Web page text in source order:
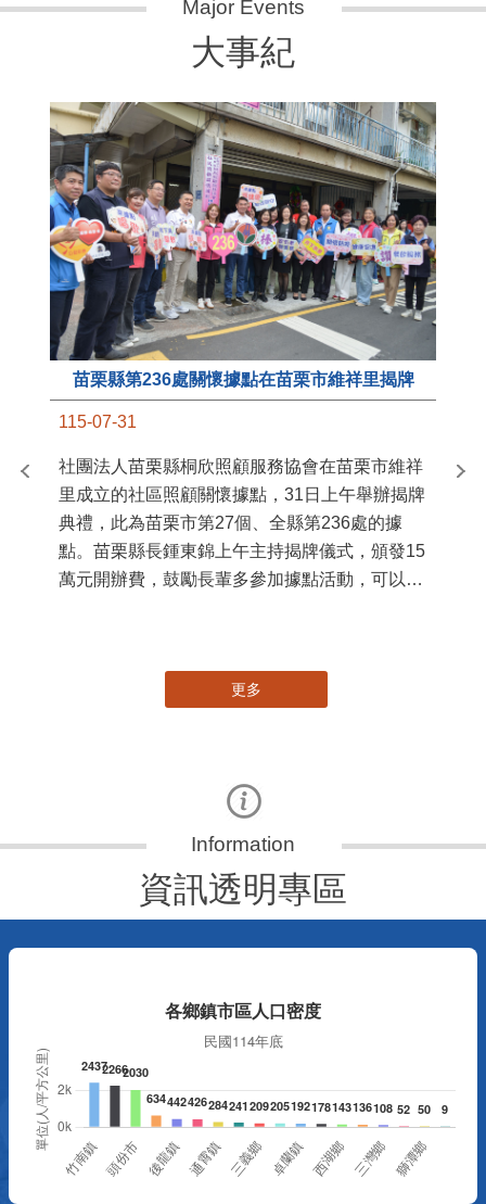
大事紀
苗栗縣第236處關懷據點在苗栗市維祥里揭牌
115-07-31
社團法人苗栗縣桐欣照顧服務協會在苗栗市維祥
里成立的社區照顧關懷據點，31日上午舉辦揭牌
典禮，此為苗栗市第27個、全縣第236處的據
點。苗栗縣長鍾東錦上午主持揭牌儀式，頒發15
萬元開辦費，鼓勵長輩多參加據點活動，可以更
國
資訊透明專區